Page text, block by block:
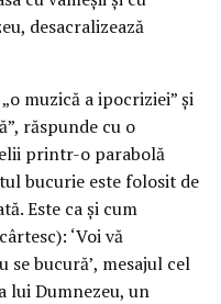
desacralizează
muzică a ipocriziei” şi
răspunde cu o
printr-o parabolă
bucurie este folosit de
Este ca şi cum
‘Voi vă
bucură’, mesajul cel
lui Dumnezeu, un